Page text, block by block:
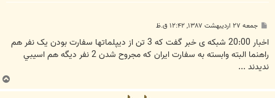
ت
جمعه ۲۷ اردیبهشت ۱۳۸۷, ۱۲:۴۲ ق.ظ
اخبار 20:00 شبکه ی خبر گفت که 3 تن از ديپلماتها سفارت بودن يک نفر هم
راهنما البته وابسته به سفارت ايران که مجروح شدن 2 نفر ديگه هم اسيبي
نديدند ...